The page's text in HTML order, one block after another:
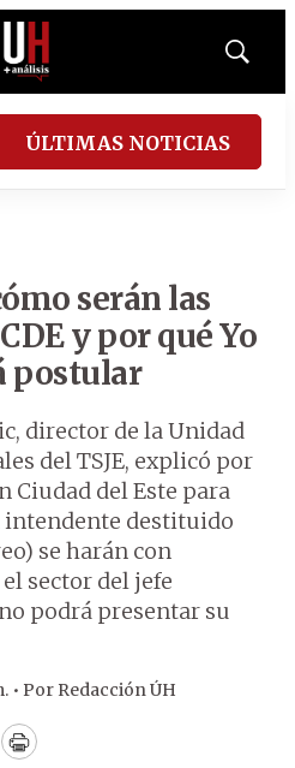
Mostrar
ÚLTIMAS NOTICIAS
serán las
y por qué Yo
postular
director de la Unidad
del TSJE, explicó por
Ciudad del Este para
intendente destituido
se harán con
sector del jefe
podrá presentar su
• Por Redacción ÚH
Print